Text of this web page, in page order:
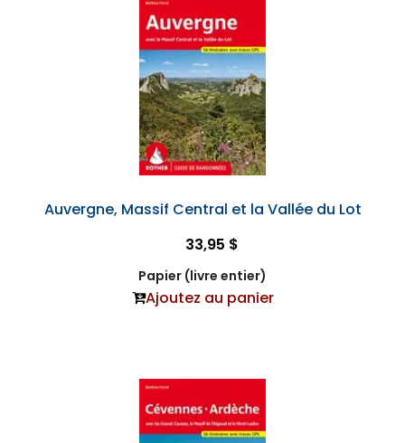
Auvergne, Massif Central et la Vallée du Lot
33,95 $
Papier (livre entier)
Ajoutez au panier